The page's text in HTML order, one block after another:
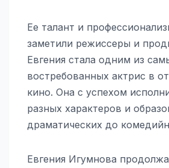
Ее талант и
заметили режиссеры и
Евгения стала одним из
востребованных актрис в
кино. Она с успехом
разных характеров и
драматических до
Евгения Игумнова